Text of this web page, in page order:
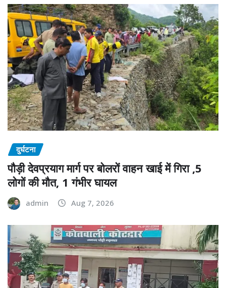
दुर्घटना
पौड़ी देवप्रयाग मार्ग पर बोलरों वाहन खाई में गिरा ,5
लोगों की मौत, 1 गंभीर घायल
admin Aug 7, 2026